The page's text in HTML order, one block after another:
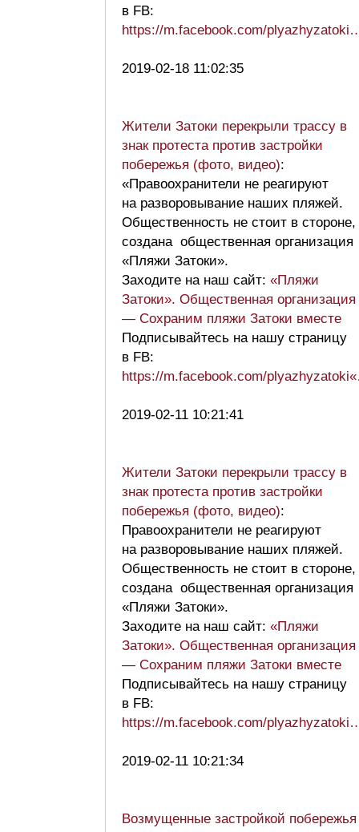
в FB:
https://m.facebook.com/
2019-02-18 11:02:35
Жители Затоки перекрыли трассу в
знак протеста против застройки
побережья (фото, видео):
«Правоохранители не реагируют
на разворовывание наших пляжей.
Общественность не стоит в стороне,
создана общественная организация
«Пляжи Затоки».
Заходите на наш сайт: «Пляжи
Затоки». Общественная организация
— Сохраним пляжи Затоки вместе
Подписывайтесь на нашу страницу
в FB:
https://m.facebook.com/
2019-02-11 10:21:41
Жители Затоки перекрыли трассу в
знак протеста против застройки
побережья (фото, видео):
Правоохранители не реагируют
на разворовывание наших пляжей.
Общественность не стоит в стороне,
создана общественная организация
«Пляжи Затоки».
Заходите на наш сайт: «Пляжи
Затоки». Общественная организация
— Сохраним пляжи Затоки вместе
Подписывайтесь на нашу страницу
в FB:
https://m.facebook.com/
2019-02-11 10:21:34
Возмущенные застройкой побережья